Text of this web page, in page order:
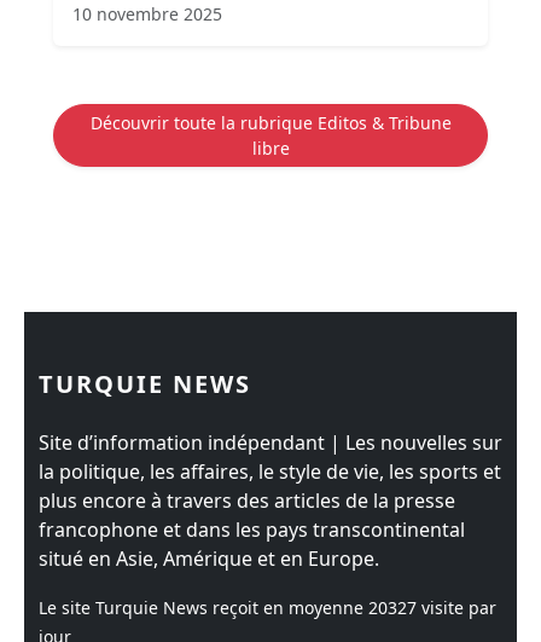
10 novembre 2025
Découvrir toute la rubrique Editos & Tribune
libre
TURQUIE NEWS
Site d’information indépendant | Les nouvelles sur
la politique, les affaires, le style de vie, les sports et
plus encore à travers des articles de la presse
francophone et dans les pays transcontinental
situé en Asie, Amérique et en Europe.
Le site Turquie News reçoit en moyenne 20327 visite par
jour